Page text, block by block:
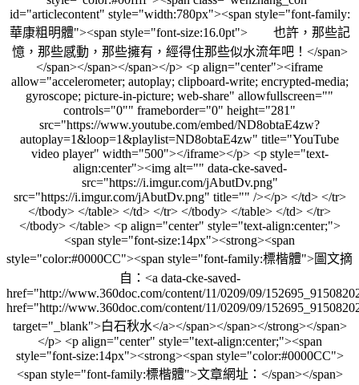
id="articlecontent" style="width:780px"><span style="font-family:
華康粗明體"><span style="font-size:16.0pt"> 也許，那些記
憶，那些感動，那些擁有，經得住那些似水流年吧！</span>
</span></span></span></p> <p align="center"><iframe
allow="accelerometer; autoplay; clipboard-write; encrypted-media;
gyroscope; picture-in-picture; web-share" allowfullscreen=""
controls="0"" frameborder="0" height="281"
src="https://www.youtube.com/embed/ND8obtaE4zw?
autoplay=1&loop=1&playlist=ND8obtaE4zw" title="YouTube
video player" width="500"></iframe></p> <p style="text-
align:center"><img alt="" data-cke-saved-
src="https://i.imgur.com/jAbutDv.png"
src="https://i.imgur.com/jAbutDv.png" title="" /></p> </td> </tr>
</tbody> </table> </td> </tr> </tbody> </table> </td> </tr>
</tbody> </table> <p align="center" style="text-align:center;">
<span style="font-size:14px"><strong><span
style="color:#0000CC"><span style="font-family:標楷體">圖文摘
自：<a data-cke-saved-
href="http://www.360doc.com/content/11/0209/09/
href="http://www.360doc.com/content/11/0209/09/
target="_blank">白石秋水</a></span></span></strong></span>
</p> <p align="center" style="text-align:center;"><span
style="font-size:14px"><strong><span style="color:#0000CC">
<span style="font-family:標楷體">文章網址：</span></span>